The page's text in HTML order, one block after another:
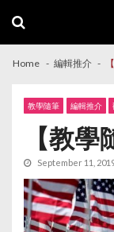
navigation
content
Home 編輯推介
教學隨筆 編輯推介
【教
September 11,